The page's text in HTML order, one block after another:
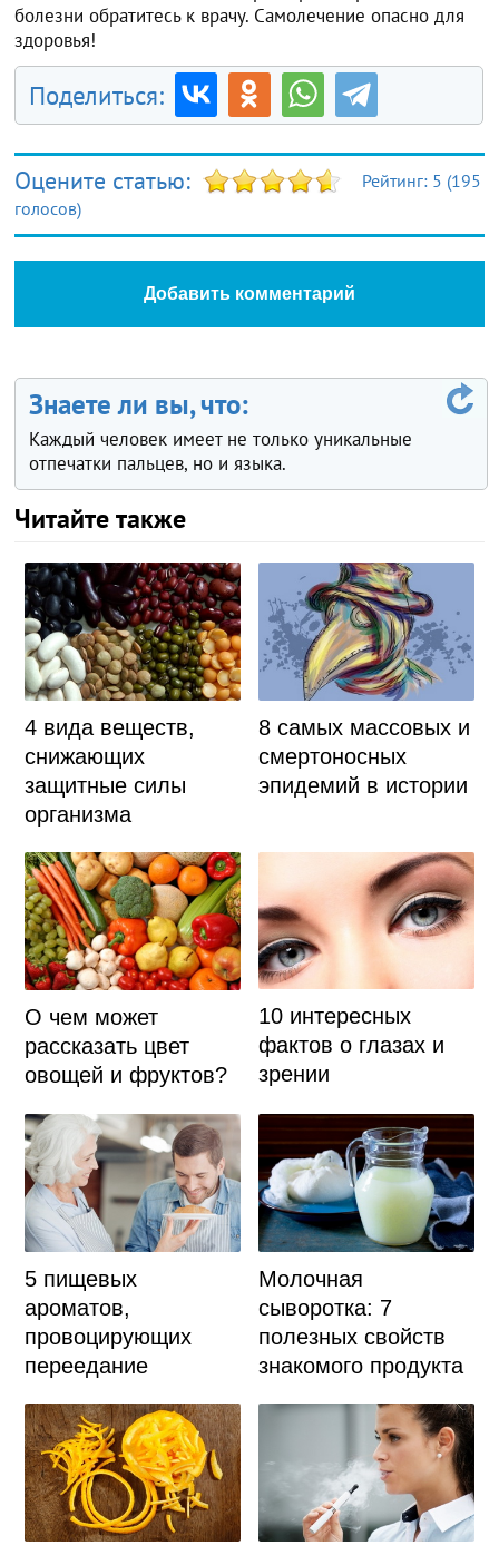
болезни обратитесь к врачу. Самолечение опасно для
здоровья!
Поделиться:
Оцените статью: Рейтинг: 5 (195
голосов)
Добавить комментарий
Знаете ли вы, что:
Каждый человек имеет не только уникальные
отпечатки пальцев, но и языка.
Читайте также
4 вида веществ,
снижающих
защитные силы
организма
8 самых массовых и
смертоносных
эпидемий в истории
О чем может
рассказать цвет
овощей и фруктов?
10 интересных
фактов о глазах и
зрении
5 пищевых
ароматов,
провоцирующих
переедание
Молочная
сыворотка: 7
полезных свойств
знакомого продукта